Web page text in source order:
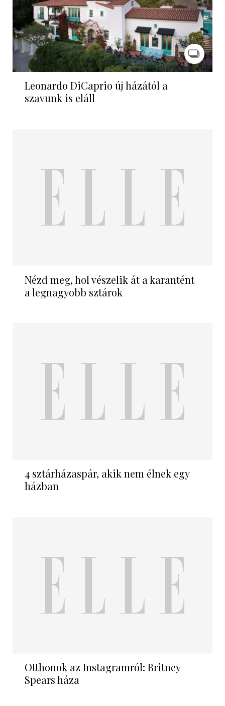
Leonardo DiCaprio új házától a
szavunk is eláll
Nézd meg, hol vészelik át a karantént
a legnagyobb sztárok
4 sztárházaspár, akik nem élnek egy
házban
Otthonok az Instagramról: Britney
Spears háza